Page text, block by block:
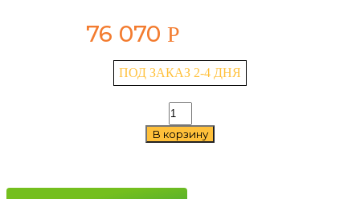
76 070 Р
ПОД ЗАКАЗ 2-4 ДНЯ
Количество
товара
LingLong
R25
В корзину